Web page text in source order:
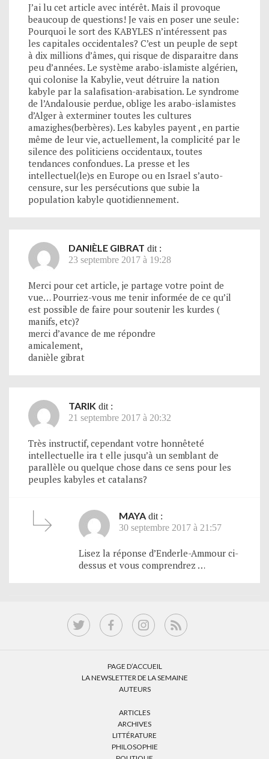
J’ai lu cet article avec intérêt. Mais il provoque
beaucoup de questions! Je vais en poser une seule:
Pourquoi le sort des KABYLES n’intéressent pas
les capitales occidentales? C’est un peuple de sept
à dix millions d’âmes, qui risque de disparaitre dans
peu d’années. Le système arabo-islamiste algérien,
qui colonise la Kabylie, veut détruire la nation
kabyle par la salafisation-arabisation. Le syndrome
de l’Andalousie perdue, oblige les arabo-islamistes
d’Alger à exterminer toutes les cultures
amazighes(berbères). Les kabyles payent , en partie
même de leur vie, actuellement, la complicité par le
silence des politiciens occidentaux, toutes
tendances confondues. La presse et les
intellectuel(le)s en Europe ou en Israel s’auto-
censure, sur les persécutions que subie la
population kabyle quotidiennement.
DANIÈLE GIBRAT dit :
23 septembre 2017 à 19:28
Merci pour cet article, je partage votre point de
vue… Pourriez-vous me tenir informée de ce qu’il
est possible de faire pour soutenir les kurdes (
manifs, etc)?
merci d’avance de me répondre
amicalement,
danièle gibrat
TARIK dit :
21 septembre 2017 à 20:32
Très instructif, cependant votre honnêteté
intellectuelle ira t elle jusqu’à un semblant de
parallèle ou quelque chose dans ce sens pour les
peuples kabyles et catalans?
MAYA dit :
30 septembre 2017 à 21:57
Lisez la réponse d’Enderle-Ammour ci-
dessus et vous comprendrez …
PAGE D’ACCUEIL
LA NEWSLETTER DE LA SEMAINE
AUTEURS
ARTICLES
ARCHIVES
LITTÉRATURE
PHILOSOPHIE